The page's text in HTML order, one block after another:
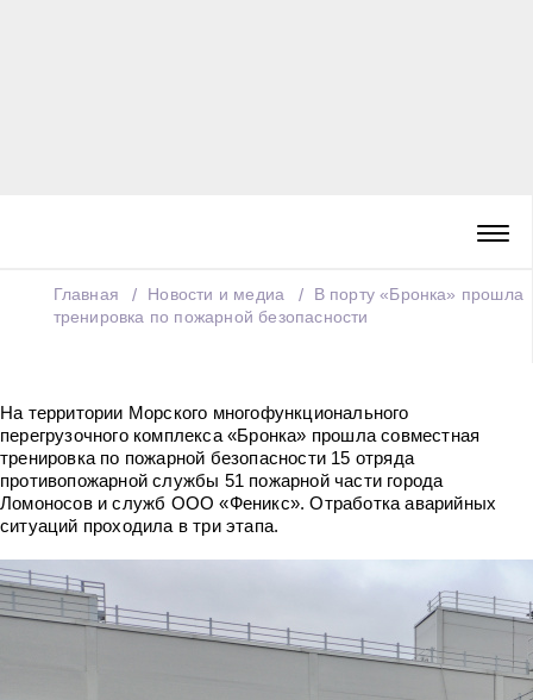
Главная Новости и медиа
В порту «Бронка» прошла
тренировка по пожарной безопасности
На территории Морского многофункционального
перегрузочного комплекса «Бронка» прошла совместная
тренировка по пожарной безопасности 15 отряда
противопожарной службы 51 пожарной части города
Ломоносов и служб ООО «Феникс». Отработка аварийных
ситуаций проходила в три этапа.